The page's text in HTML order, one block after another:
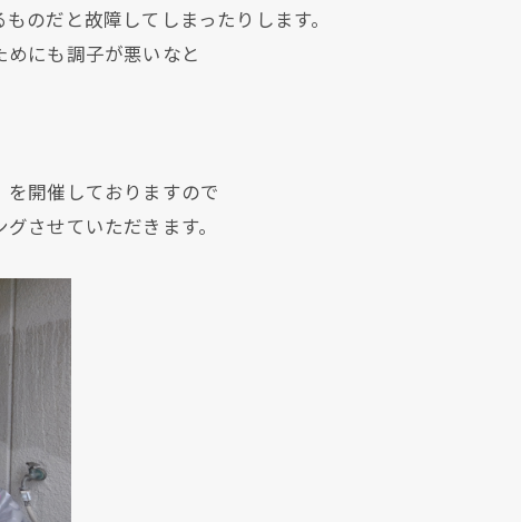
のだと故障してしまったりします。
にも調子が悪いなと
開催しておりますので
させていただきます。